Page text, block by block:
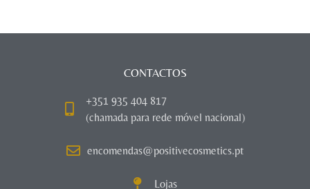
CONTACTOS
+351 935 404 817
(chamada para rede móvel nacional)
encomendas@positivecosmetics.pt
Lojas